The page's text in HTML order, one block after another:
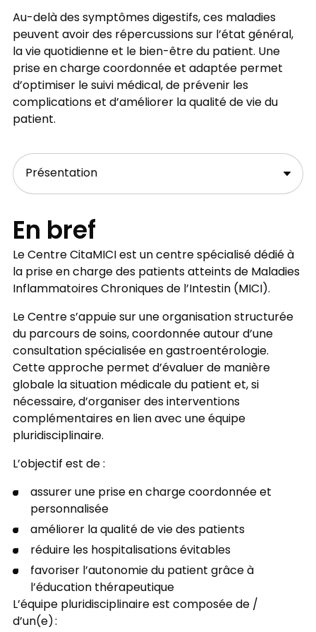
Au-delà des symptômes digestifs, ces maladies
peuvent avoir des répercussions sur l’état général,
la vie quotidienne et le bien-être du patient. Une
prise en charge coordonnée et adaptée permet
d’optimiser le suivi médical, de prévenir les
complications et d’améliorer la qualité de vie du
patient.
En bref
Le Centre CitaMICI est un centre spécialisé dédié à
la prise en charge des patients atteints de Maladies
Inflammatoires Chroniques de l’Intestin (MICI).
Le Centre s’appuie sur une organisation structurée
du parcours de soins, coordonnée autour d’une
consultation spécialisée en gastroentérologie.
Cette approche permet d’évaluer de manière
globale la situation médicale du patient et, si
nécessaire, d’organiser des interventions
complémentaires en lien avec une équipe
pluridisciplinaire.
L’objectif est de :
assurer une prise en charge coordonnée et
personnalisée
améliorer la qualité de vie des patients
réduire les hospitalisations évitables
favoriser l’autonomie du patient grâce à
l’éducation thérapeutique
L’équipe pluridisciplinaire est composée de /
d’un(e) :